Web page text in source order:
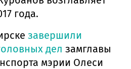
года.
завершили
дел замглавы
мэрии Олеси